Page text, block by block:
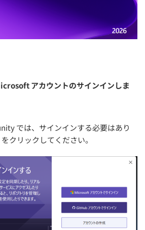
アカウントのサインインしま
では、サインインする必要はあり
クリックしてください。